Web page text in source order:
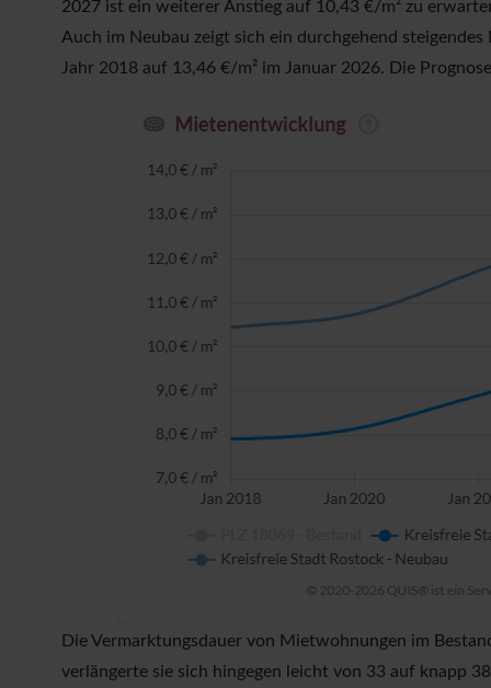
2027 ist ein weiterer Anstieg auf 10,43 €/m² zu
Auch im Neubau zeigt sich ein durchgehend
Jahr 2018 auf 13,46 €/m² im Januar 2026. Die
Die Vermarktungsdauer von Mietwohnungen im
verlängerte sie sich hingegen leicht von 33 auf knapp 38